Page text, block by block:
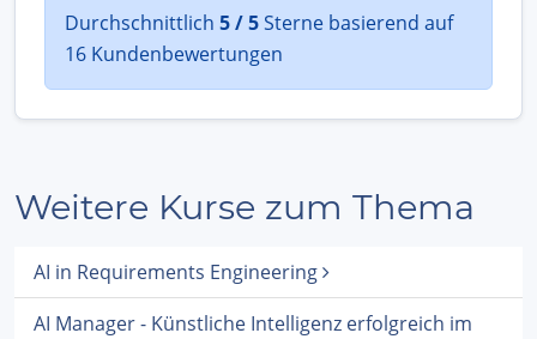
Durchschnittlich 5 / 5Sterne basierend auf
16 Kundenbewertungen
Weitere Kurse zum Thema
AI in Requirements Engineering
AI Manager - Künstliche Intelligenz erfolgreich im